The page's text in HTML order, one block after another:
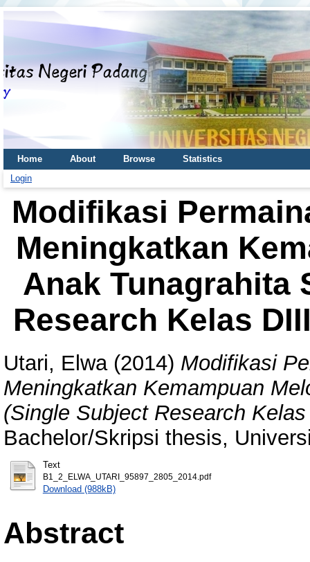
Home About Browse
Statistics
Login
Modifikasi
Meningkatkan
Anak Tunagrahita
Research Kelas
Utari, Elwa(2014) Modifikasi
Meningkatkan Kemampuan
(Single Subject Research
Bachelor/Skripsi thesis,
Text
B1_2_ELWA_UTARI_95897_2805_2014.pdf
Download (988kB)
Abstract